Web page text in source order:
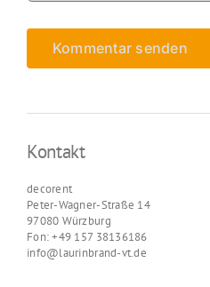
Kontakt
decorent
Peter-Wagner-Straße 14
97080 Würzburg
Fon: +49 157 38136186
info@laurinbrand-vt.de